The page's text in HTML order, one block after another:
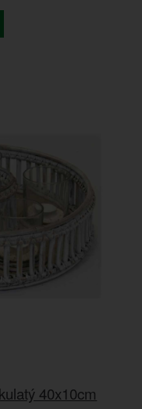
40x10cm